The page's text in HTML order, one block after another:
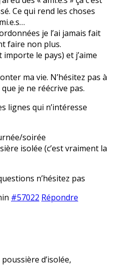
Ce qui rend les choses
je l’ai jamais fait
faire non plus.
importe le pays) et j’aime
ma vie. N’hésitez pas à
je ne réécrive pas.
lignes qui n’intéresse
soirée
isolée (c’est vraiment la
n’hésitez pas
#57022 Répondre
d’isolée,